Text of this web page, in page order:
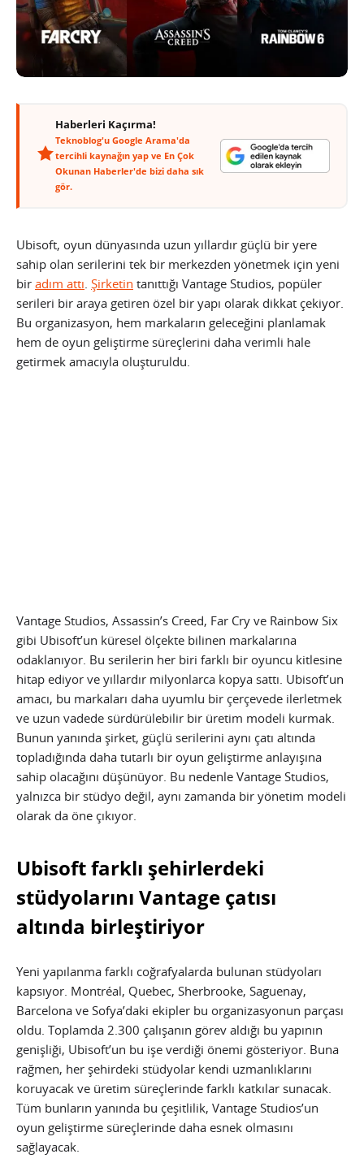
Haberleri Kaçırma!
Teknoblog'u Google Arama'da
tercihli kaynağın yap ve En Çok
Okunan Haberler'de bizi daha sık
gör.
Ubisoft, oyun dünyasında uzun yıllardır güçlü bir yere
sahip olan serilerini tek bir merkezden yönetmek için yeni
bir adım attı. Şirketin tanıttığı Vantage Studios, popüler
serileri bir araya getiren özel bir yapı olarak dikkat çekiyor.
Bu organizasyon, hem markaların geleceğini planlamak
hem de oyun geliştirme süreçlerini daha verimli hale
getirmek amacıyla oluşturuldu.
Vantage Studios, Assassin’s Creed, Far Cry ve Rainbow Six
gibi Ubisoft’un küresel ölçekte bilinen markalarına
odaklanıyor. Bu serilerin her biri farklı bir oyuncu kitlesine
hitap ediyor ve yıllardır milyonlarca kopya sattı. Ubisoft’un
amacı, bu markaları daha uyumlu bir çerçevede ilerletmek
ve uzun vadede sürdürülebilir bir üretim modeli kurmak.
Bunun yanında şirket, güçlü serilerini aynı çatı altında
topladığında daha tutarlı bir oyun geliştirme anlayışına
sahip olacağını düşünüyor. Bu nedenle Vantage Studios,
yalnızca bir stüdyo değil, aynı zamanda bir yönetim modeli
olarak da öne çıkıyor.
Ubisoft farklı şehirlerdeki
stüdyolarını Vantage çatısı
altında birleştiriyor
Yeni yapılanma farklı coğrafyalarda bulunan stüdyoları
kapsıyor. Montréal, Quebec, Sherbrooke, Saguenay,
Barcelona ve Sofya’daki ekipler bu organizasyonun parçası
oldu. Toplamda 2.300 çalışanın görev aldığı bu yapının
genişliği, Ubisoft’un bu işe verdiği önemi gösteriyor. Buna
rağmen, her şehirdeki stüdyolar kendi uzmanlıklarını
koruyacak ve üretim süreçlerinde farklı katkılar sunacak.
Tüm bunların yanında bu çeşitlilik, Vantage Studios’un
oyun geliştirme süreçlerinde daha esnek olmasını
sağlayacak.